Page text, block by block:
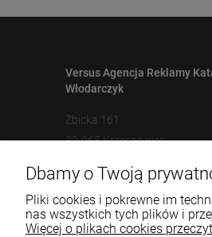
Versus Agencja Reklamy
Włodarczyk
Żbicka 161
32-065 Krzeszowice
12 307 25 82
biuro@versus-reklama.pl
Dbamy o Twoją
Pliki cookies i pokrewne im
nas wszystkich tych plików i
Więcej o plikach cookies